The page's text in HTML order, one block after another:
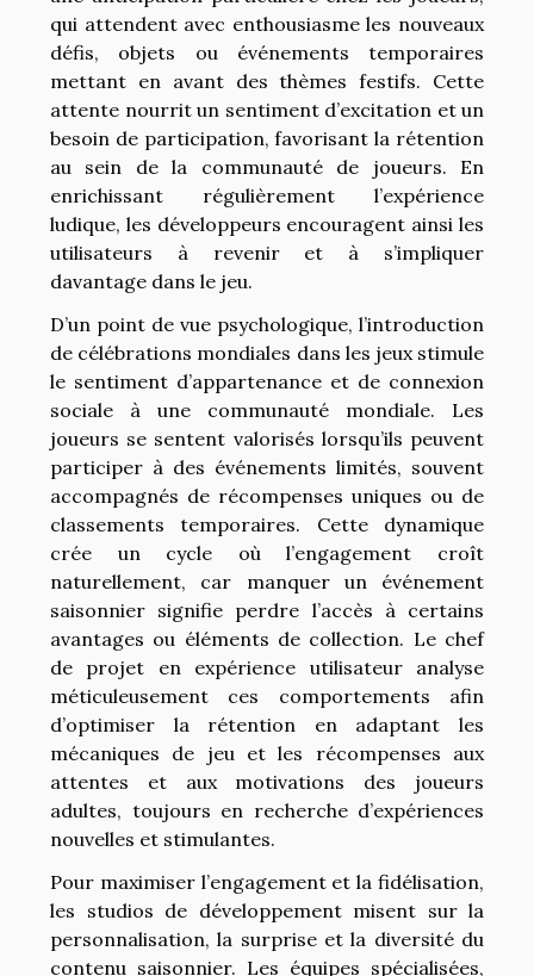
qui attendent avec enthousiasme les nouveaux
défis, objets ou événements temporaires
mettant en avant des thèmes festifs. Cette
attente nourrit un sentiment d’excitation et un
besoin de participation, favorisant la rétention
au sein de la communauté de joueurs. En
enrichissant régulièrement l’expérience
ludique, les développeurs encouragent ainsi les
utilisateurs à revenir et à s’impliquer
davantage dans le jeu.
D’un point de vue psychologique, l’introduction
de célébrations mondiales dans les jeux stimule
le sentiment d’appartenance et de connexion
sociale à une communauté mondiale. Les
joueurs se sentent valorisés lorsqu’ils peuvent
participer à des événements limités, souvent
accompagnés de récompenses uniques ou de
classements temporaires. Cette dynamique
crée un cycle où l’engagement croît
naturellement, car manquer un événement
saisonnier signifie perdre l’accès à certains
avantages ou éléments de collection. Le chef
de projet en expérience utilisateur analyse
méticuleusement ces comportements afin
d’optimiser la rétention en adaptant les
mécaniques de jeu et les récompenses aux
attentes et aux motivations des joueurs
adultes, toujours en recherche d’expériences
nouvelles et stimulantes.
Pour maximiser l’engagement et la fidélisation,
les studios de développement misent sur la
personnalisation, la surprise et la diversité du
contenu saisonnier. Les équipes spécialisées,